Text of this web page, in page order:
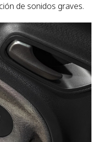
de sonidos graves.